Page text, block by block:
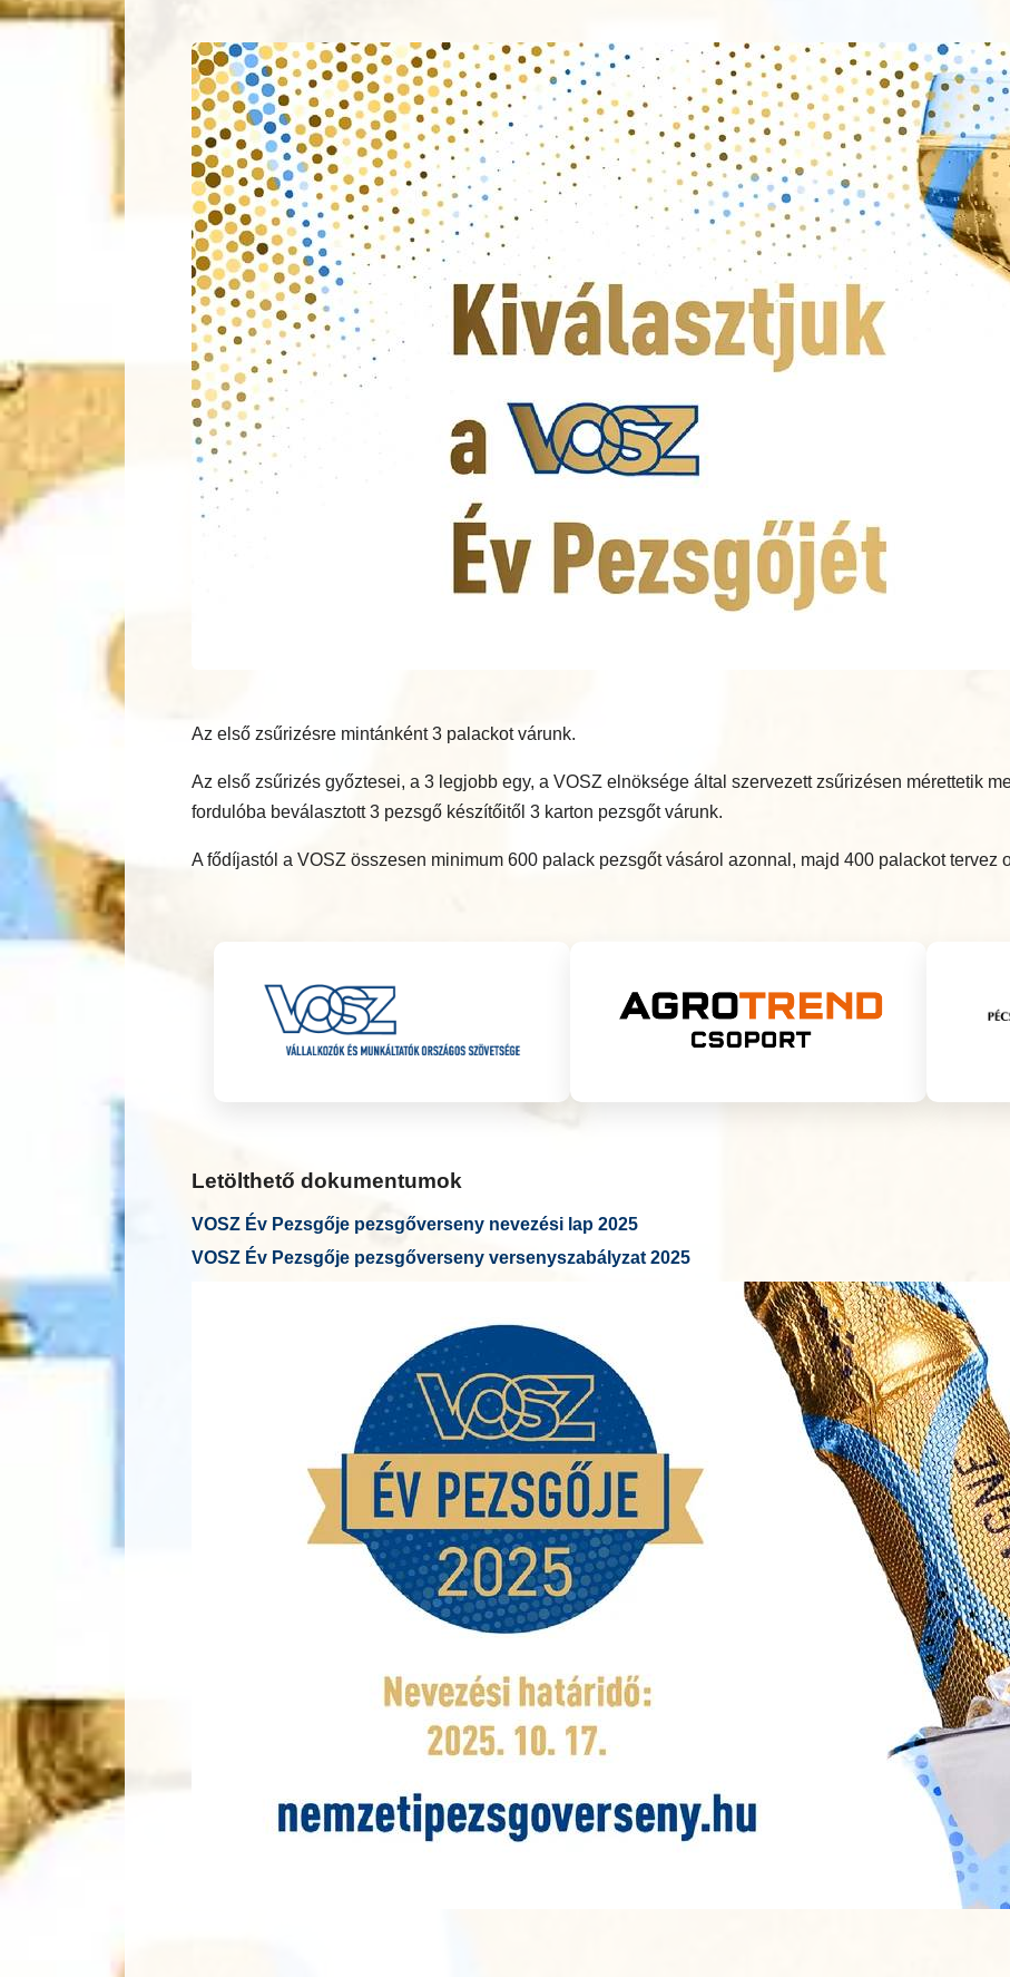
Az első zsűrizésre mintánként 3 palackot várunk.
Az első zsűrizés győztesei, a 3 legjobb egy, a VOSZ elnöksége által szervezett zsűrizésen mérettetik
fordulóba beválasztott 3 pezsgő készítőitől 3 karton pezsgőt várunk.
A fődíjastól a VOSZ összesen minimum 600 palack pezsgőt vásárol azonnal, majd 400 palackot tervez
Letölthető dokumentumok
VOSZ Év Pezsgője pezsgőverseny nevezési lap 2025
VOSZ Év Pezsgője pezsgőverseny versenyszabályzat 2025